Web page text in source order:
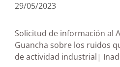
29/05/2023
Solicitud de información al
Guancha sobre los ruidos
de actividad